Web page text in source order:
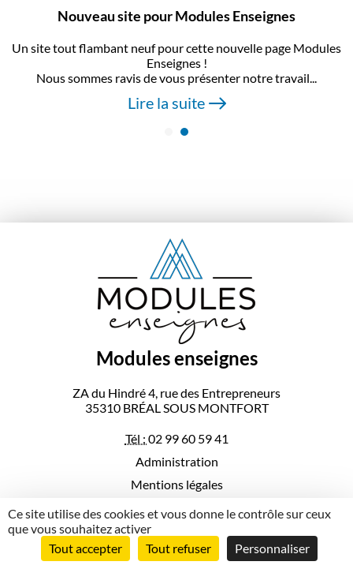
Nouveau site pour Modules Enseignes
Un site tout flambant neuf pour cette nouvelle page Modules
Enseignes !
Nous sommes ravis de vous présenter notre travail...
Lire la suite
Modules enseignes
ZA du Hindré 4, rue des Entrepreneurs
35310 BRÉAL SOUS MONTFORT
Tél : 02 99 60 59 41
Administration
Mentions légales
Politique de confidentialité
© Modules enseignes 2026
Conception & réalisation :Agence Impulsion
Ce site utilise des cookies et vous donne le contrôle sur ceux
que vous souhaitez activer
Tout accepter
Tout refuser
Personnaliser